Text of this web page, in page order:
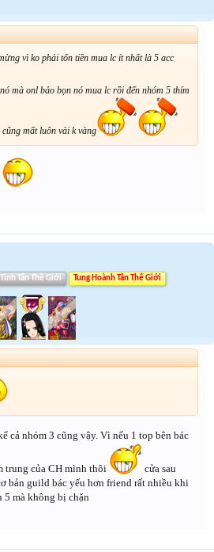
vì ko phải tốn tiền mua lc ít nhất là 5 acc
mà onl bảo bọn nó mua lc rồi đến nhóm 5 thím
mất luôn vài k vàng
Tinh Tân Thế Giới Tung Hoành Tân Thế Giới
cả nhóm 3 cũng vậy. Vì nếu 1 top bên bác
trung của CH mình thôi
cửa sau
bản guild bác yếu hơn friend rất nhiều khi
5 mà không bị chặn